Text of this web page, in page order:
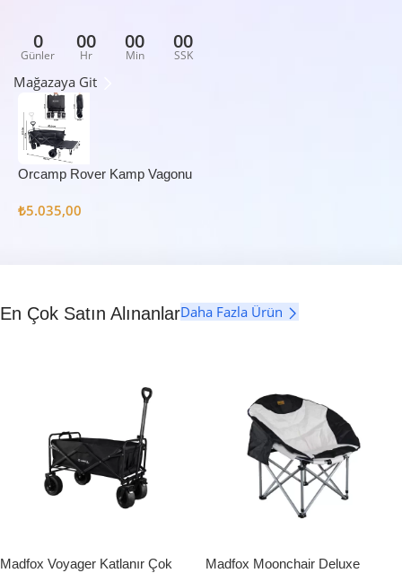
0
Günler
00
Hr
00
Min
00
SSK
Mağazaya Git
Orcamp Rover Kamp Vagonu
₺5.035,00
En Çok Satın AlınanlarDaha Fazla Ürün
Madfox Voyager Katlanır Çok
Madfox Moonchair Deluxe